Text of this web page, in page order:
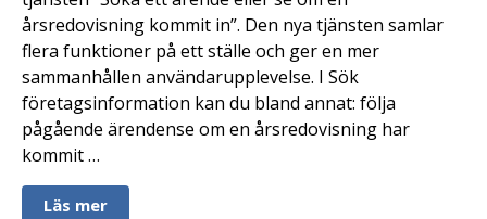
årsredovisning kommit in”. Den nya tjänsten samlar
flera funktioner på ett ställe och ger en mer
sammanhållen användarupplevelse. I Sök
företagsinformation kan du bland annat: följa
pågående ärendense om en årsredovisning har
kommit …
Läs mer